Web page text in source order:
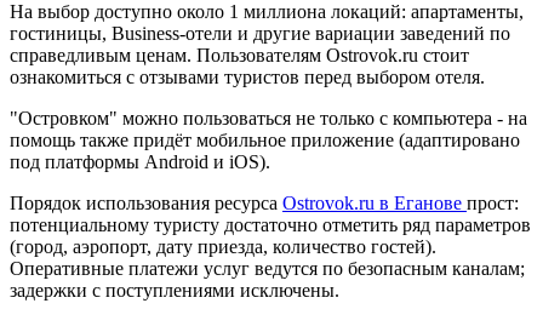
На выбор доступно около 1 миллиона локаций: апартаменты,
гостиницы, Business-отели и другие вариации заведений по
справедливым ценам. Пользователям Ostrovok.ru стоит
ознакомиться с отзывами туристов перед выбором отеля.
"Островком" можно пользоваться не только с компьютера - на
помощь также придёт мобильное приложение (адаптировано
под платформы Android и iOS).
Порядок использования ресурса Ostrovok.ru в Еганове прост:
потенциальному туристу достаточно отметить ряд параметров
(город, аэропорт, дату приезда, количество гостей).
Оперативные платежи услуг ведутся по безопасным каналам;
задержки с поступлениями исключены.